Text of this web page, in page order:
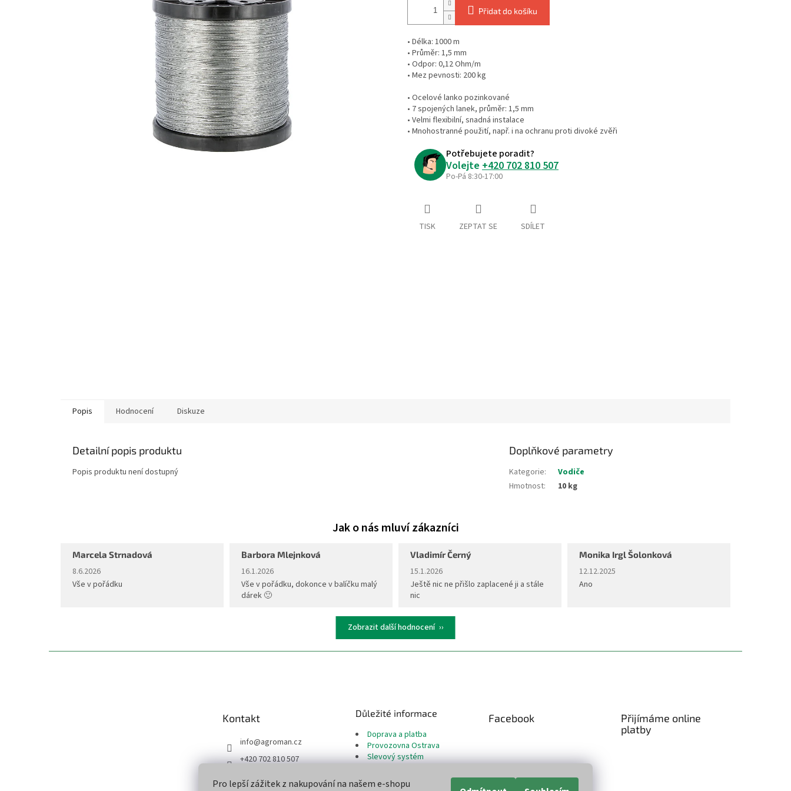
Pro lepší zážitek z nakupování na našem e-shopu
Přidat do košíku
• Délka: 1000 m
• Průměr: 1,5 mm
• Odpor: 0,12 Ohm/m
• Mez pevnosti: 200 kg
• Ocelové lanko pozinkované
• 7 spojených lanek, průměr: 1,5 mm
• Velmi flexibilní, snadná instalace
• Mnohostranné použití, např. i na ochranu proti divoké zvěři
Potřebujete poradit?
Volejte +420 702 810 507
Po-Pá 8:30-17:00
TISK ZEPTAT SE SDÍLET
Popis Hodnocení Diskuze
Detailní popis produktu
Popis produktu není dostupný
Doplňkové parametry
Kategorie:
Vodiče
Hmotnost: 10 kg
Marcela Strnadová
Hodnocení obchodu je 5 z 5 hvězdiček.
8.6.2026
Vše v pořádku
Barbora Mlejnková
Hodnocení obchodu je 5 z 5 hvězdiček.
16.1.2026
Vše v pořádku, dokonce v balíčku malý
dárek 🙂
Vladimír Černý
Hodnocení obchodu je 5 z 5 hvězdiček.
15.1.2026
Ještě nic ne přišlo zaplacené ji a stále
nic
Monika Irgl Šolonková
Hodnocení obchodu je 5 z 5 hvězdiček.
12.12.2025
Ano
Zobrazit další hodnocení
Kontakt
info@agroman.cz
+420 702 810 507
u
Důležité informace
Doprava a platba
Provozovna Ostrava
Slevový systém
Odstoupení od smlouvy
Facebook
Přijímáme online
platby